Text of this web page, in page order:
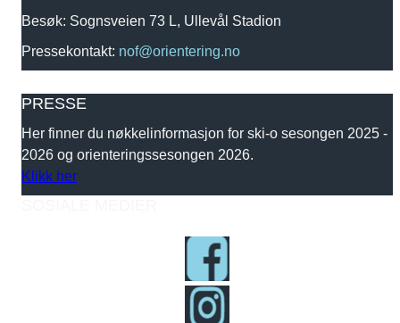
Besøk: Sognsveien 73 L, Ullevål Stadion
Pressekontakt: nof@orientering.no
PRESSE
Her finner du nøkkelinformasjon for ski-o sesongen 2025 -
2026 og orienteringssesongen 2026.
Klikk her